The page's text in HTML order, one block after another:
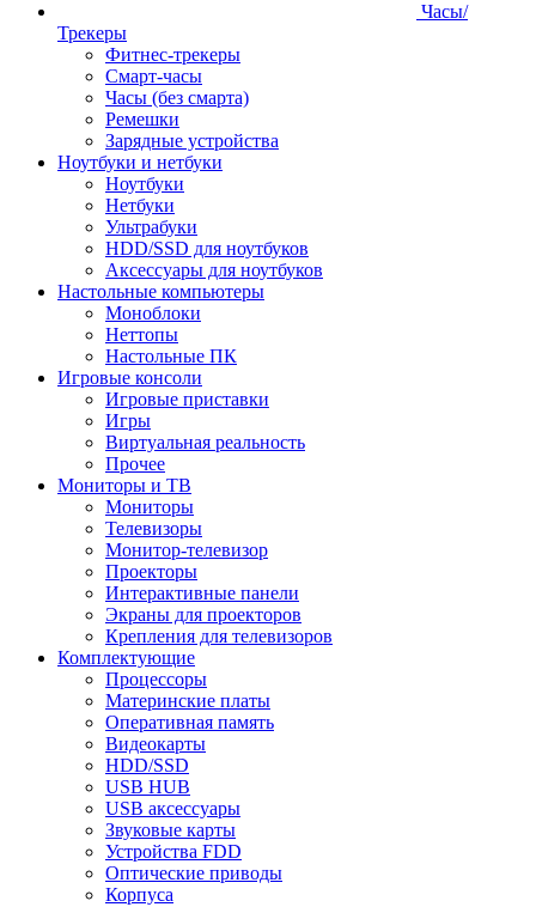
Часы/
Трекеры
Фитнес-трекеры
Смарт-часы
Часы (без смарта)
Ремешки
Зарядные устройства
Ноутбуки и нетбуки
Ноутбуки
Нетбуки
Ультрабуки
HDD/SSD для ноутбуков
Аксессуары для ноутбуков
Настольные компьютеры
Моноблоки
Неттопы
Настольные ПК
Игровые консоли
Игровые приставки
Игры
Виртуальная реальность
Прочее
Мониторы и ТВ
Мониторы
Телевизоры
Монитор-телевизор
Проекторы
Интерактивные панели
Экраны для проекторов
Крепления для телевизоров
Комплектующие
Процессоры
Материнские платы
Оперативная память
Видеокарты
HDD/SSD
USB HUB
USB аксессуары
Звуковые карты
Устройства FDD
Оптические приводы
Корпуса